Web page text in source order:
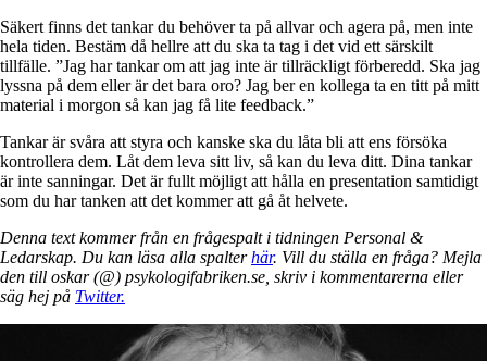
Säkert finns det tankar du behöver ta på allvar och agera på, men inte
hela tiden. Bestäm då hellre att du ska ta tag i det vid ett särskilt
tillfälle. ”Jag har tankar om att jag inte är tillräckligt förberedd. Ska jag
lyssna på dem eller är det bara oro? Jag ber en kollega ta en titt på mitt
material i morgon så kan jag få lite feedback.”
Tankar är svåra att styra och kanske ska du låta bli att ens försöka
kontrollera dem. Låt dem leva sitt liv, så kan du leva ditt. Dina tankar
är inte sanningar. Det är fullt möjligt att hålla en presentation samtidigt
som du har tanken att det kommer att gå åt helvete.
Denna text kommer från en frågespalt i tidningen Personal &
Ledarskap. Du kan läsa alla spalterhär. Vill du ställa en fråga? Mejla
den till oskar (@) psykologifabriken.se, skriv i kommentarerna eller
säg hej på Twitter.